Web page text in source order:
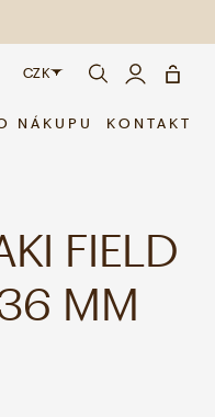
CZK
CZK
NÁKUPU KONTAKT
FIELD
MM